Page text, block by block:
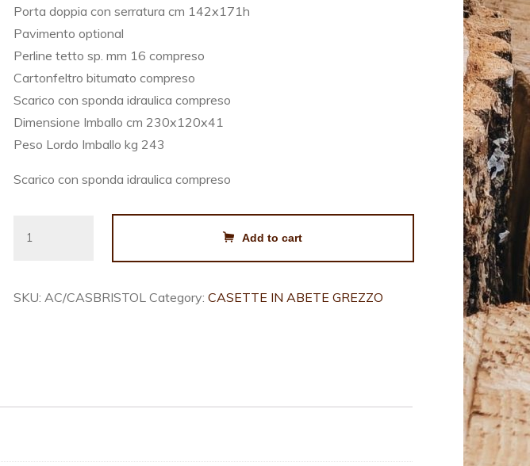
Porta doppia con serratura cm 142x171h
Pavimento optional
Perline tetto sp. mm 16 compreso
Cartonfeltro bitumato compreso
Scarico con sponda idraulica compreso
Dimensione Imballo cm 230x120x41
Peso Lordo Imballo kg 243
Scarico con sponda idraulica compreso
200x200
Add to cart
SKU: AC/CASBRISTOL Category: CASETTE IN ABETE GREZZO